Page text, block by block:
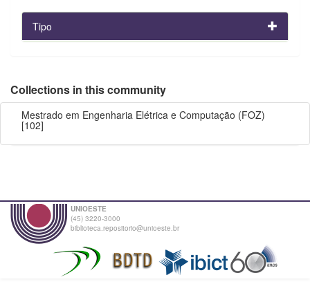
Tipo
Collections in this community
Mestrado em Engenharia Elétrica e Computação (FOZ)
[102]
UNIOESTE
(45) 3220-3000
biblioteca.repositorio@unioeste.br